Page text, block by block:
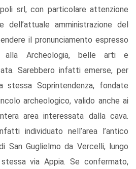
srl, con particolare attenzione
amministrazione del
il pronunciamento espresso
alla Archeologia, belle arti e
Sarebbero infatti emerse, per
stessa Soprintendenza, fondate
archeologico, valido anche ai
area interessata dalla cava.
individuato nell’area l’antico
San Guglielmo da Vercelli, lungo
via Appia. Se confermato,